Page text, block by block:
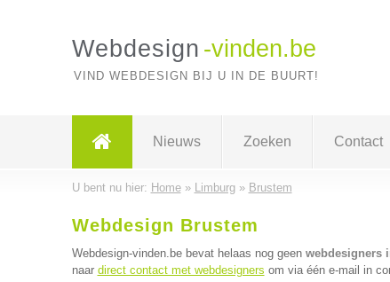
Webdesign -vinden.be
VIND WEBDESIGN BIJ U IN DE BUURT!
Nieuws Zoeken Contact
U bent nu hier: Home» Limburg» Brustem
Webdesign Brustem
Webdesign-vinden.be bevat helaas nog geen webdesigners
naar direct contact met webdesigners om via één e-mail in